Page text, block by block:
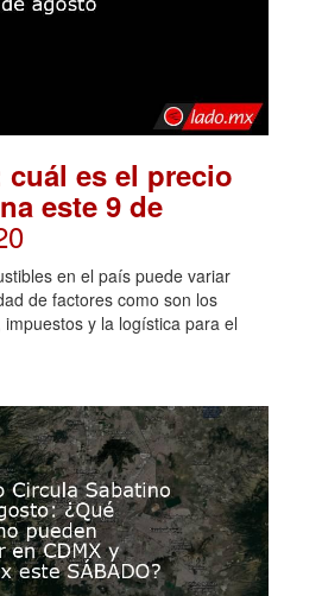
cuál es el precio
este 9 de
en el país puede variar
de factores como son los
y la logística para el